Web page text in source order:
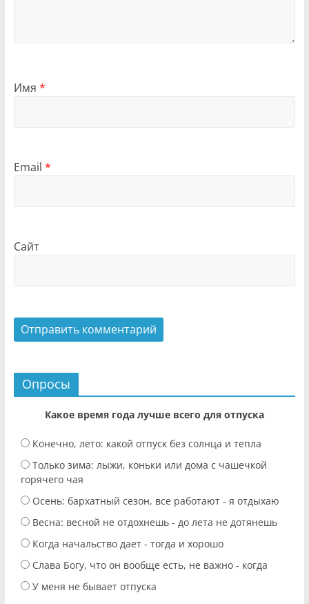
Имя *
Email *
Сайт
Опросы
Какое время года лучше всего для отпуска
Конечно, лето: какой отпуск без солнца и тепла
Только зима: лыжи, коньки или дома с чашечкой
горячего чая
Осень: бархатный сезон, все работают - я отдыхаю
Весна: весной не отдохнешь - до лета не дотянешь
Когда начальство дает - тогда и хорошо
Слава Богу, что он вообще есть, не важно - когда
У меня не бывает отпуска